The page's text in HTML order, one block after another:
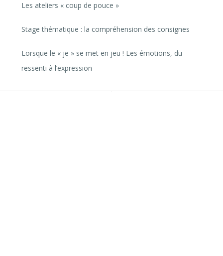
Les ateliers « coup de pouce »
Stage thématique : la compréhension des consignes
Lorsque le « je » se met en jeu ! Les émotions, du
ressenti à l’expression